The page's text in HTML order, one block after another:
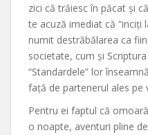
zici că trăiesc în păcat și
te acuză imediat că “inciți
numit destrăbălarea ca
societate, cum și
“Standardele” lor
față de partenerul ales pe
Pentru ei faptul că
o noapte, aventuri pline